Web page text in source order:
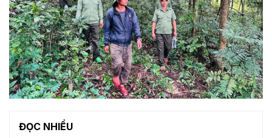
ĐỌC NHIỀU